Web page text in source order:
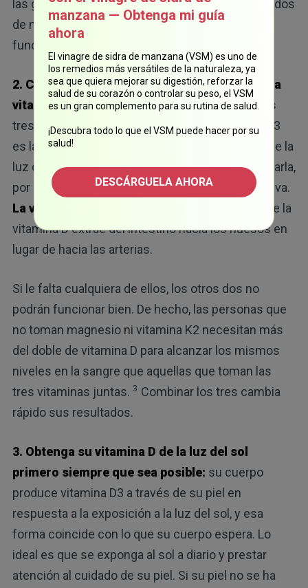
las grasas. Una vez que tiene los niveles adecuados
de magnesio, la vitamina D por fin empieza a
funcionar como debería.
2. Combine la vitamina D3 con el magnesio y la
vitamina K2 para una activación completa: los
tres nutrientes trabajan en equipo. La vitamina D3
es la materia prima que su piel produce a partir de la
luz del sol. El magnesio es el encargado de activarla,
por lo que sin él, la vitamina D3 permanece inactiva.
La vitamina K2
se encarga de dirigir el calcio que la
vitamina D extrae del intestino hacia los huesos en
lugar de hacia las arterias.
Si le falta cualquiera de ellos, los otros dos no
podrán funcionar bien. De hecho, las personas que
no toman magnesio ni vitamina K2 necesitan más
del doble de vitamina D para alcanzar los mismos
niveles en la sangre que aquellas que toman las
tres vitaminas juntas. 3 Combinar los tres cambia
rápido sus resultados.
3. Obtenga su vitamina D de la luz del sol
primero siempre que sea posible: su cuerpo
produce vitamina D3 a través de su piel en
respuesta a la exposición a la luz del sol, y esa
forma coincide con lo que su cuerpo espera. Lo
ideal es que se exponga al sol a diario y prestar
atención al cuidado de su piel. Si su piel no se ha
manzana — Obtenga mi guía
ahora
El vinagre de sidra de manzana (VSM) es uno de
los remedios más versátiles de la naturaleza, ya
sea que quiera mejorar su digestión, reforzar la
salud de su corazón o controlar su peso, el VSM
es un gran complemento para su rutina de salud.
¡Descubra todo lo que el VSM puede hacer por su
salud!
DESCÁRGUELA AHORA